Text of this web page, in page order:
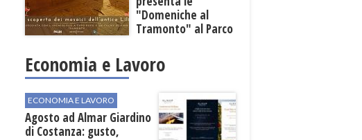
"Domeniche al
Tramonto" al Parco
Economia e Lavoro
ECONOMIA E LAVORO
Agosto ad Almar Giardino
di Costanza: gusto,